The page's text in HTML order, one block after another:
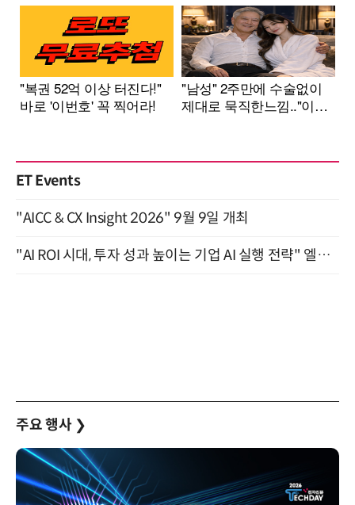
ET Events
"AICC & CX Insight 2026" 9월 9일 개최
"AI ROI 시대, 투자 성과 높이는 기업 AI 실행 전략" 엘타워 6층 (9월 18일)
주요 행사 ❯